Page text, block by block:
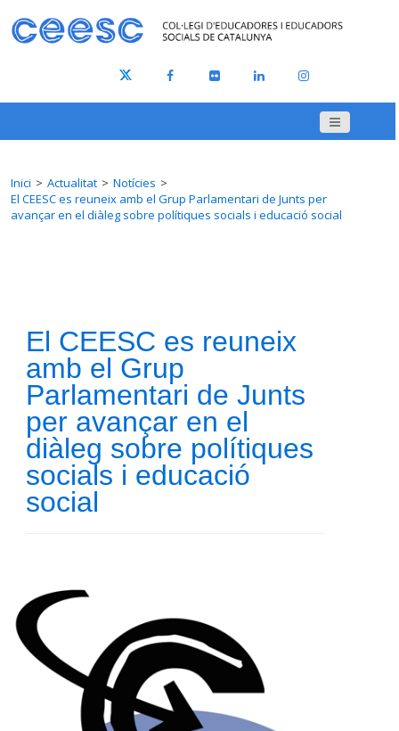
Inici Actualitat
Notícies
El CEESC es reuneix amb el Grup Parlamentari de Junts per
avançar en el diàleg sobre polítiques socials i educació social
El CEESC es reuneix
amb el Grup
Parlamentari de Junts
per avançar en el
diàleg sobre polítiques
socials i educació
social